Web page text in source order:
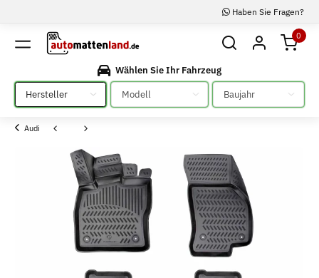
Haben Sie Fragen?
0
Wählen Sie Ihr Fahrzeug
Bitte auswählen
Bitte auswählen Bitte auswählen
Audi